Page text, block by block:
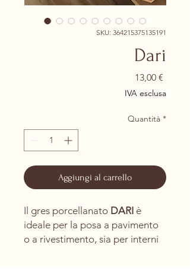
SKU: 364215375135191
Dari
13,00 €
IVA esclusa
Quantità *
Aggiungi al carrello
Il gres porcellanato DARI è
ideale per la posa a pavimento
o a rivestimento, sia per interni